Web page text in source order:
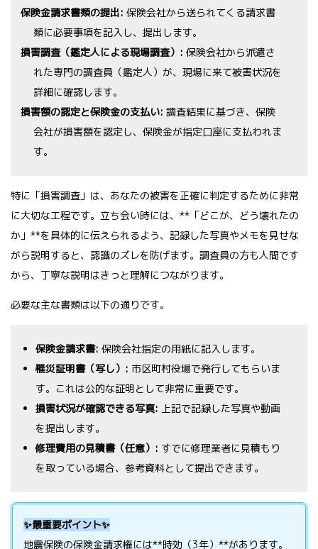
保険金請求書類の提出: 保険会社から送られてくる請求書
類に必要事項を記入し、提出します。
損害調査（鑑定人による現場調査）: 保険会社から派遣さ
れた専門の調査員（鑑定人）が、現場に来て被害状況を
詳細に確認します。
損害額の認定と保険金の支払い: 調査結果に基づき、保険
会社が損害額を認定し、保険金が指定口座に支払われま
す。
特に「損害調査」は、あなたの被害を正確に判定するために非常
に大切な工程です。立ち会い時には、**「どこが、どう壊れたの
か」**を具体的に伝えられるよう、記録した写真やメモを見せな
がら説明すると、認識のズレを防げます。調査員の方も人間です
から、丁寧な説明はきっと理解につながります。
必要な主な書類は以下の通りです。
保険金請求書: 保険会社指定の用紙に記入します。
罹災証明書（写し）: 市区町村役場で発行してもらいま
す。これは公的な証明として非常に重要です。
損害状況が確認できる写真: 上記で記録した写真や動画
を提出します。
修理費用の見積書（任意）: すでに修理業者に見積もり
を取っている場合、参考資料として提出できます。
✨最重要ポイント✨
地震保険の保険金請求権には**時効（3年）**があります。